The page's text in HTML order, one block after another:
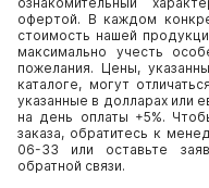
офертой. В каждом
стоимость нашей
максимально учесть
пожелания. Цены,
каталоге, могут
указанные в долларах или
на день оплаты +5%.
заказа, обратитесь к
06-33 или оставьте
обратной связи.